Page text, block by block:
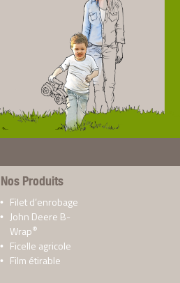
Nos Produits
Filet d’enrobage
John Deere B-
Wrap®
Ficelle agricole
Film étirable